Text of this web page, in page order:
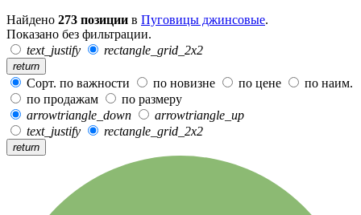
Найдено 273 позиции в Пуговицы джинсовые.
Показано без фильтрации.
text_justify
rectangle_grid_2x2
return
Сорт. по важности по новизне по цене
по наим.
по продажам
по размеру
arrowtriangle_down
arrowtriangle_up
text_justify
rectangle_grid_2x2
return